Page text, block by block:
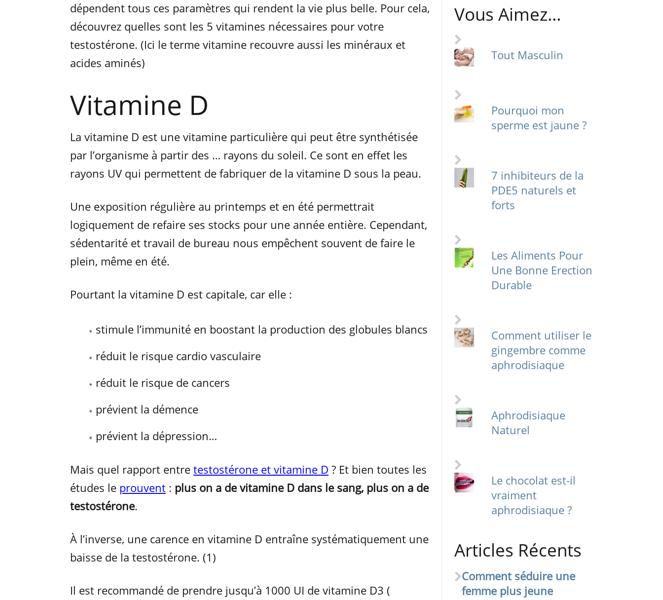
dépendent tous ces paramètres qui rendent la vie plus belle. Pour cela,
découvrez quelles sont les 5 vitamines nécessaires pour votre
testostérone. (Ici le terme vitamine recouvre aussi les minéraux et
acides aminés)
Vitamine D
La vitamine D est une vitamine particulière qui peut être synthétisée
par l’organisme à partir des … rayons du soleil. Ce sont en effet les
rayons UV qui permettent de fabriquer de la vitamine D sous la peau.
Une exposition régulière au printemps et en été permettrait
logiquement de refaire ses stocks pour une année entière. Cependant,
sédentarité et travail de bureau nous empêchent souvent de faire le
plein, même en été.
Pourtant la vitamine D est capitale, car elle :
stimule l’immunité en boostant la production des globules blancs
réduit le risque cardio vasculaire
réduit le risque de cancers
prévient la démence
prévient la dépression…
Mais quel rapport entre testostérone et vitamine D ? Et bien toutes les
études le prouvent : plus on a de vitamine D dans le sang, plus on a de
testostérone.
À l’inverse, une carence en vitamine D entraîne systématiquement une
baisse de la testostérone. (1)
Il est recommandé de prendre jusqu’à 1000 UI de vitamine D3 (
Vous Aimez…
Tout Masculin
Pourquoi mon
sperme est jaune ?
7 inhibiteurs de la
PDE5 naturels et
forts
Les Aliments Pour
Une Bonne Erection
Durable
Comment utiliser le
gingembre comme
aphrodisiaque
Aphrodisiaque
Naturel
Le chocolat est-il
vraiment
aphrodisiaque ?
Articles Récents
Comment séduire une
femme plus jeune